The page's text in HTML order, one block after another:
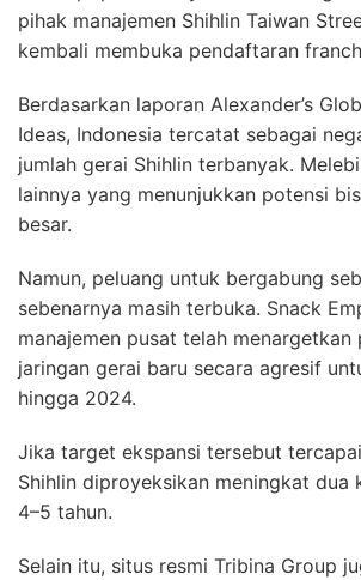
pihak manajemen Shihlin Taiwan
kembali membuka pendaftaran
Berdasarkan laporan Alexander’s
Ideas, Indonesia tercatat sebagai
jumlah gerai Shihlin terbanyak.
lainnya yang menunjukkan potensi
besar.
Namun, peluang untuk bergabung
sebenarnya masih terbuka. Snack
manajemen pusat telah menargetkan
jaringan gerai baru secara agresif
hingga 2024.
Jika target ekspansi tersebut
Shihlin diproyeksikan meningkat dua
4–5 tahun.
Selain itu, situs resmi Tribina Group